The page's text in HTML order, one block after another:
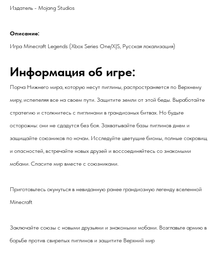
Издатель - Mojang Studios
Описание:
Игра Minecraft Legends (Xbox Series One/X|S, Русская локализация)
Информация об игре:
Порча Нижнего мира, которую несут пиглины, распространяется по Верхнему
миру, испепеляя все на своем пути. Защитите земли от этой беды. Выработайте
стратегию и столкнитесь с пиглинами в грандиозных битвах. Но будьте
осторожны: они не сдадутся без боя. Захватывайте базы пиглинов днем и
защищайте союзников по ночам. Исследуйте цветущие биомы, полные сокровищ
и опасностей, встречайте новых друзей и воссоединяйтесь со знакомыми
мобами. Спасите мир вместе с союзниками.
Приготовьтесь окунуться в невиданную ранее грандиозную легенду вселенной
Minecraft
Заключайте союзы с новыми друзьями и знакомыми мобами. Возглавьте армию в
борьбе против свирепых пиглинов и защитите Верхний мир